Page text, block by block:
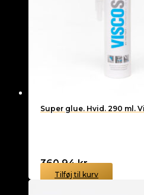
Super glue. Hvid. 290 ml.
360,94kr.
Tilføj til kurv